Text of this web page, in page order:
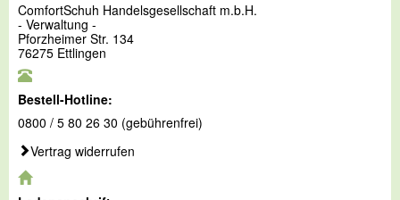
ComfortSchuh Handelsgesellschaft m.b.H.
- Verwaltung -
Pforzheimer Str. 134
76275 Ettlingen
Bestell-Hotline:
0800 / 5 80 26 30 (gebührenfrei)
Vertrag widerrufen